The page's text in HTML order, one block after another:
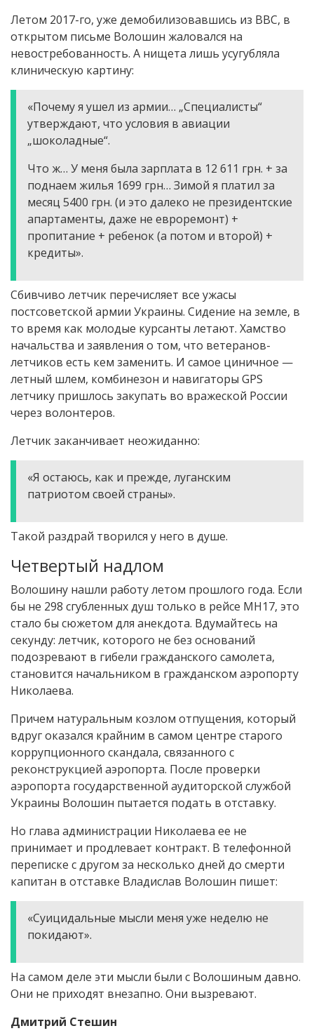
Летом 2017-го, уже демобилизовавшись из ВВС, в
открытом письме Волошин жаловался на
невостребованность. А нищета лишь усугубляла
клиническую картину:
«Почему я ушел из армии… „Специалисты“
утверждают, что условия в авиации
„шоколадные“.
Что ж… У меня была зарплата в 12 611 грн. + за
поднаем жилья 1699 грн… Зимой я платил за
месяц 5400 грн. (и это далеко не президентские
апартаменты, даже не евроремонт) +
пропитание + ребенок (а потом и второй) +
кредиты».
Сбивчиво летчик перечисляет все ужасы
постсоветской армии Украины. Сидение на земле, в
то время как молодые курсанты летают. Хамство
начальства и заявления о том, что ветеранов-
летчиков есть кем заменить. И самое циничное —
летный шлем, комбинезон и навигаторы GPS
летчику пришлось закупать во вражеской России
через волонтеров.
Летчик заканчивает неожиданно:
«Я остаюсь, как и прежде, луганским
патриотом своей страны».
Такой раздрай творился у него в душе.
Четвертый надлом
Волошину нашли работу летом прошлого года. Если
бы не 298 сгубленных душ только в рейсе МН17, это
стало бы сюжетом для анекдота. Вдумайтесь на
секунду: летчик, которого не без оснований
подозревают в гибели гражданского самолета,
становится начальником в гражданском аэропорту
Николаева.
Причем натуральным козлом отпущения, который
вдруг оказался крайним в самом центре старого
коррупционного скандала, связанного с
реконструкцией аэропорта. После проверки
аэропорта государственной аудиторской службой
Украины Волошин пытается подать в отставку.
Но глава администрации Николаева ее не
принимает и продлевает контракт. В телефонной
переписке с другом за несколько дней до смерти
капитан в отставке Владислав Волошин пишет:
«Суицидальные мысли меня уже неделю не
покидают».
На самом деле эти мысли были с Волошиным давно.
Они не приходят внезапно. Они вызревают.
Дмитрий Стешин